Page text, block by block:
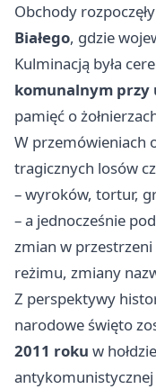
Obchody
Białego, gdzie
Kulminacją była
komunalnym przy
pamięć o
W przemówieniach
tragicznych losów
– wyroków, tortur,
– a jednocześnie
zmian w
reżimu, zmiany
Z perspektywy
narodowe święto
2011 roku w